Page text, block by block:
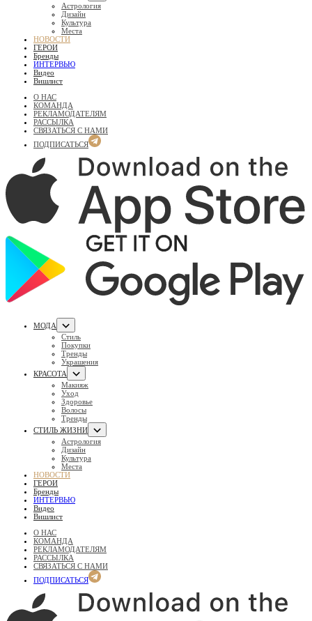
Астрология
Дизайн
Культура
Места
НОВОСТИ
ГЕРОИ
Бренды
ИНТЕРВЬЮ
Видео
Вишлист
О НАС
КОМАНДА
РЕКЛАМОДАТЕЛЯМ
РАССЫЛКА
СВЯЗАТЬСЯ С НАМИ
ПОДПИСАТЬСЯ
МОДА
Стиль
Покупки
Тренды
Украшения
КРАСОТА
Макияж
Уход
Здоровье
Волосы
Тренды
СТИЛЬ ЖИЗНИ
Астрология
Дизайн
Культура
Места
НОВОСТИ
ГЕРОИ
Бренды
ИНТЕРВЬЮ
Видео
Вишлист
О НАС
КОМАНДА
РЕКЛАМОДАТЕЛЯМ
РАССЫЛКА
СВЯЗАТЬСЯ С НАМИ
ПОДПИСАТЬСЯ